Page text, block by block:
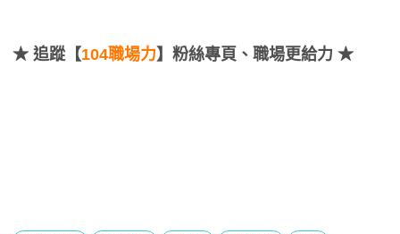
★ 追蹤【104職場力】粉絲專頁、職場更給力 ★